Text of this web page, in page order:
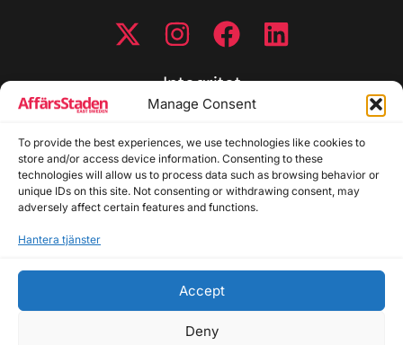
Manage Consent
To provide the best experiences, we use technologies like cookies to
store and/or access device information. Consenting to these
technologies will allow us to process data such as browsing behavior or
unique IDs on this site. Not consenting or withdrawing consent, may
adversely affect certain features and functions.
Hantera tjänster
Accept
Deny
Integritet
Cookiepolicy
Disclaimer
Redaktionell policy
Utgivarinformation
Allmänna frågor: info@affarsstaden.se | Tipsa
annons@affarsstaden.se